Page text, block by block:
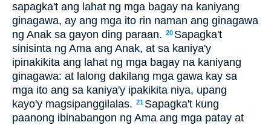
sapagka't ang lahat ng mga bagay na kaniyang
ginagawa, ay ang mga ito rin naman ang ginagawa
ng Anak sa gayon ding paraan. 20 Sapagka't
sinisinta ng Ama ang Anak, at sa kaniya'y
ipinakikita ang lahat ng mga bagay na kaniyang
ginagawa: at lalong dakilang mga gawa kay sa
mga ito ang sa kaniya'y ipakikita niya, upang
kayo'y magsipanggilalas. 21 Sapagka't kung
paanong ibinabangon ng Ama ang mga patay at